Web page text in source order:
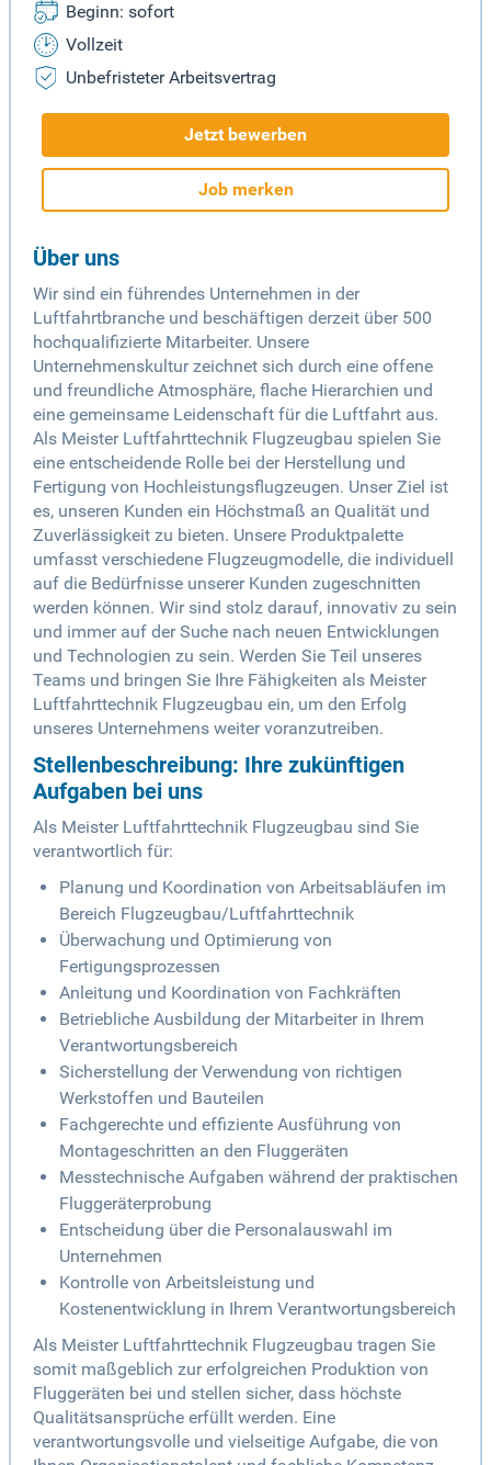
Beginn: sofort
Vollzeit
Unbefristeter Arbeitsvertrag
Jetzt bewerben
Job merken
Über uns
Wir sind ein führendes Unternehmen in der
Luftfahrtbranche und beschäftigen derzeit über 500
hochqualifizierte Mitarbeiter. Unsere
Unternehmenskultur zeichnet sich durch eine offene
und freundliche Atmosphäre, flache Hierarchien und
eine gemeinsame Leidenschaft für die Luftfahrt aus.
Als Meister Luftfahrttechnik Flugzeugbau spielen Sie
eine entscheidende Rolle bei der Herstellung und
Fertigung von Hochleistungsflugzeugen. Unser Ziel ist
es, unseren Kunden ein Höchstmaß an Qualität und
Zuverlässigkeit zu bieten. Unsere Produktpalette
umfasst verschiedene Flugzeugmodelle, die individuell
auf die Bedürfnisse unserer Kunden zugeschnitten
werden können. Wir sind stolz darauf, innovativ zu sein
und immer auf der Suche nach neuen Entwicklungen
und Technologien zu sein. Werden Sie Teil unseres
Teams und bringen Sie Ihre Fähigkeiten als Meister
Luftfahrttechnik Flugzeugbau ein, um den Erfolg
unseres Unternehmens weiter voranzutreiben.
Stellenbeschreibung: Ihre zukünftigen
Aufgaben bei uns
Als Meister Luftfahrttechnik Flugzeugbau sind Sie
verantwortlich für:
Planung und Koordination von Arbeitsabläufen im
Bereich Flugzeugbau/Luftfahrttechnik
Überwachung und Optimierung von
Fertigungsprozessen
Anleitung und Koordination von Fachkräften
Betriebliche Ausbildung der Mitarbeiter in Ihrem
Verantwortungsbereich
Sicherstellung der Verwendung von richtigen
Werkstoffen und Bauteilen
Fachgerechte und effiziente Ausführung von
Montageschritten an den Fluggeräten
Messtechnische Aufgaben während der praktischen
Fluggeräterprobung
Entscheidung über die Personalauswahl im
Unternehmen
Kontrolle von Arbeitsleistung und
Kostenentwicklung in Ihrem Verantwortungsbereich
Als Meister Luftfahrttechnik Flugzeugbau tragen Sie
somit maßgeblich zur erfolgreichen Produktion von
Fluggeräten bei und stellen sicher, dass höchste
Qualitätsansprüche erfüllt werden. Eine
verantwortungsvolle und vielseitige Aufgabe, die von